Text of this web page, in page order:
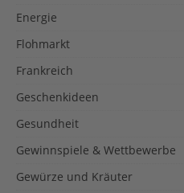
Energie
Flohmarkt
Frankreich
Geschenkideen
Gesundheit
Gewinnspiele & Wettbewerbe
Gewürze und Kräuter